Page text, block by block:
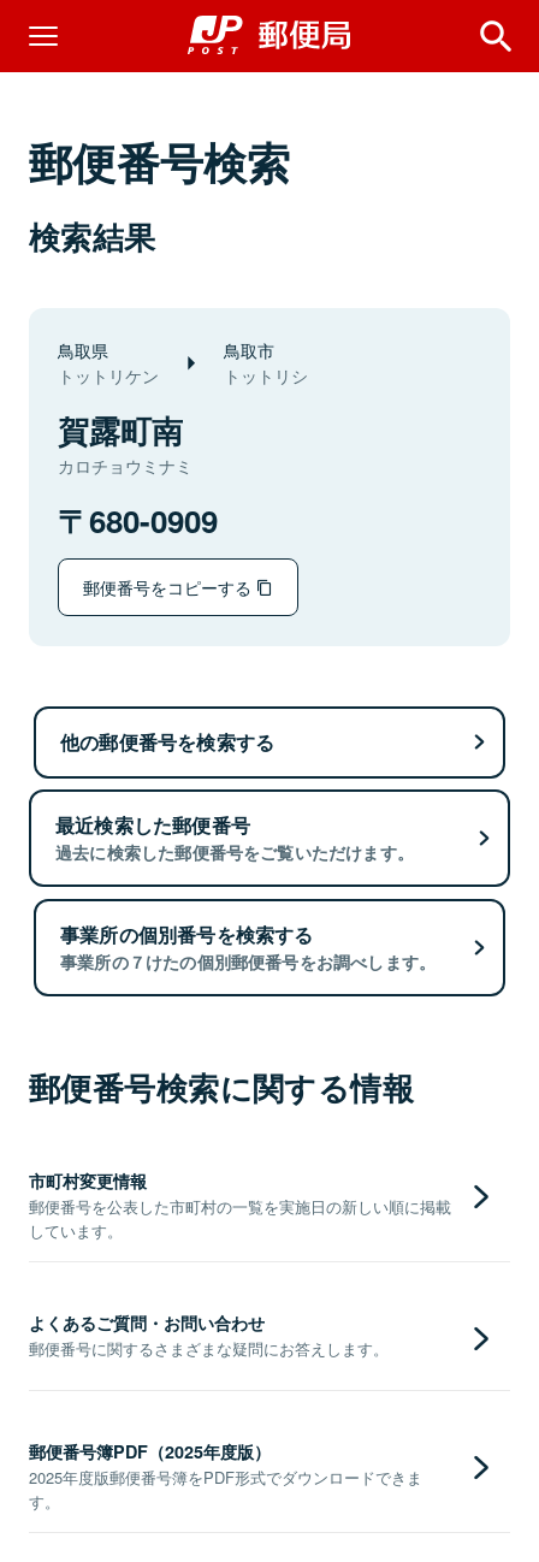
郵便番号検索
検索結果
鳥取県
トットリケン
鳥取市
トットリシ
賀露町南
カロチョウミナミ
680-0909
郵便番号をコピーする
他の郵便番号を検索する
最近検索した郵便番号
過去に検索した郵便番号をご覧いただけます。
事業所の個別番号を検索する
事業所の７けたの個別郵便番号をお調べします。
郵便番号検索に関する情報
市町村変更情報
郵便番号を公表した市町村の一覧を実施日の新しい順に掲載
しています。
よくあるご質問・お問い合わせ
郵便番号に関するさまざまな疑問にお答えします。
郵便番号簿PDF（2025年度版）
2025年度版郵便番号簿をPDF形式でダウンロードできま
す。